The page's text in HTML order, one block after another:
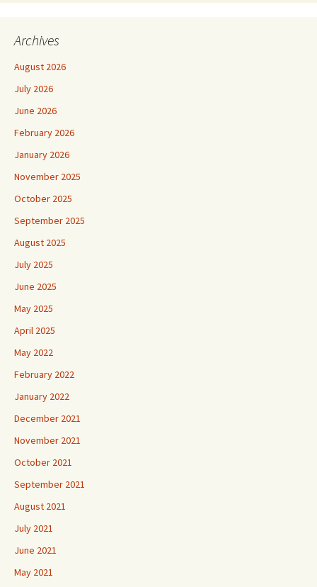
Archives
August 2026
July 2026
June 2026
February 2026
January 2026
November 2025
October 2025
September 2025
August 2025
July 2025
June 2025
May 2025
April 2025
May 2022
February 2022
January 2022
December 2021
November 2021
October 2021
September 2021
August 2021
July 2021
June 2021
May 2021